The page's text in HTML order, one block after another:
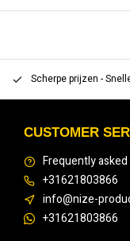
Scherpe prijzen -
CUSTOMER
Frequently
+31621803866
info@nize-
+31621803866